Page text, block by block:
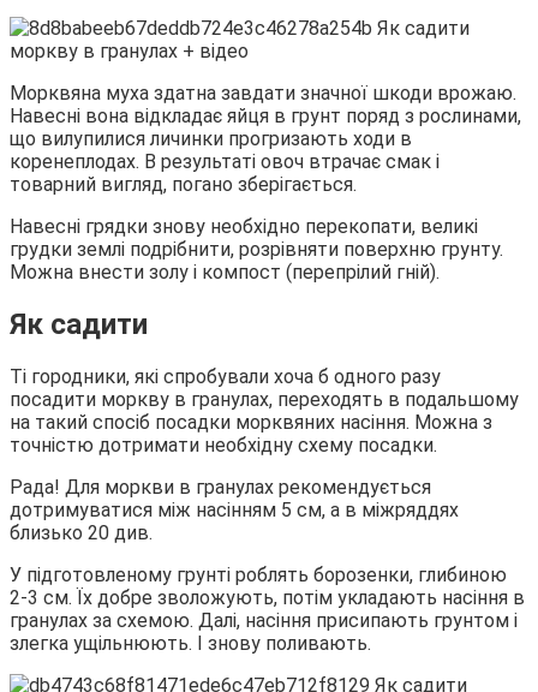
Морквяна муха здатна завдати значної шкоди врожаю.
Навесні вона відкладає яйця в грунт поряд з рослинами,
що вилупилися личинки прогризають ходи в
коренеплодах. В результаті овоч втрачає смак і
товарний вигляд, погано зберігається.
Навесні грядки знову необхідно перекопати, великі
грудки землі подрібнити, розрівняти поверхню грунту.
Можна внести золу і компост (перепрілий гній).
Як садити
Ті городники, які спробували хоча б одного разу
посадити моркву в гранулах, переходять в подальшому
на такий спосіб посадки морквяних насіння. Можна з
точністю дотримати необхідну схему посадки.
Рада! Для моркви в гранулах рекомендується
дотримуватися між насінням 5 см, а в міжряддях
близько 20 див.
У підготовленому грунті роблять борозенки, глибиною
2-3 см. Їх добре зволожують, потім укладають насіння в
гранулах за схемою. Далі, насіння присипають грунтом і
злегка ущільнюють. І знову поливають.